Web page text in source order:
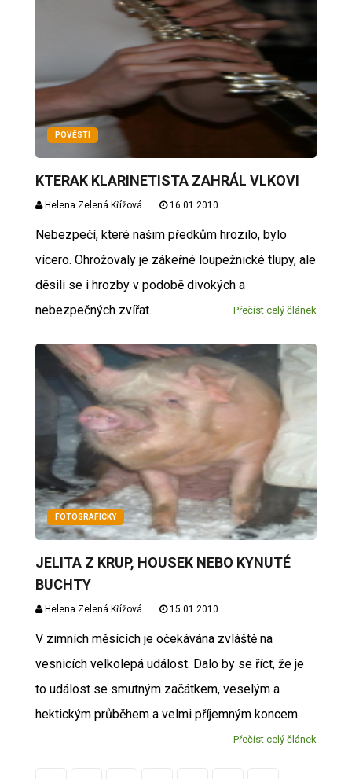
POVĚSTI
KTERAK KLARINETISTA ZAHRÁL VLKOVI
Helena Zelená Křížová 16.01.2010
Nebezpečí, které našim předkům hrozilo, bylo
vícero. Ohrožovaly je zákeřné loupežnické tlupy, ale
děsili se i hrozby v podobě divokých a
nebezpečných zvířat.
Přečíst celý článek
FOTOGRAFICKY
JELITA Z KRUP, HOUSEK NEBO KYNUTÉ
BUCHTY
Helena Zelená Křížová 15.01.2010
V zimních měsících je očekávána zvláště na
vesnicích velkolepá událost. Dalo by se říct, že je
to událost se smutným začátkem, veselým a
hektickým průběhem a velmi příjemným koncem.
Přečíst celý článek